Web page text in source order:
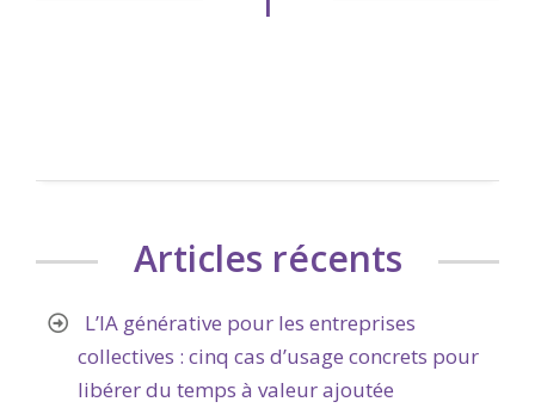
Articles récents
L’IA générative pour les entreprises
collectives : cinq cas d’usage concrets pour
libérer du temps à valeur ajoutée